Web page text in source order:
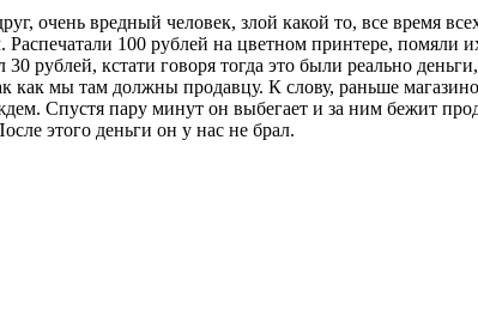
очень вредный человек, злой какой то, все время
100 рублей на цветном принтере, помяли
рублей, кстати говоря тогда это были реально
как мы там должны продавцу. К слову, раньше
Спустя пару минут он выбегает и за ним бежит
этого деньги он у нас не брал.